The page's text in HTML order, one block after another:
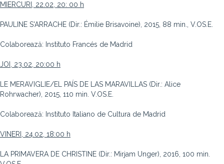
MIERCURI, 22.02, 20: 00 h
PAULINE S'ARRACHE (Dir.: Émilie Brisavoine), 2015, 88 min., V.OS.E.
Colaborează: Instituto Francés de Madrid
JOI, 23.02, 20:00 h
LE MERAVIGLIE/EL PAÍS DE LAS MARAVILLAS (Dir.: Alice
Rohrwacher), 2015, 110 min. V.OS.E.
Colaborează: Instituto Italiano de Cultura de Madrid
VINERI, 24.02, 18:00 h
LA PRIMAVERA DE CHRISTINE (Dir.: Mirjam Unger), 2016, 100 min.